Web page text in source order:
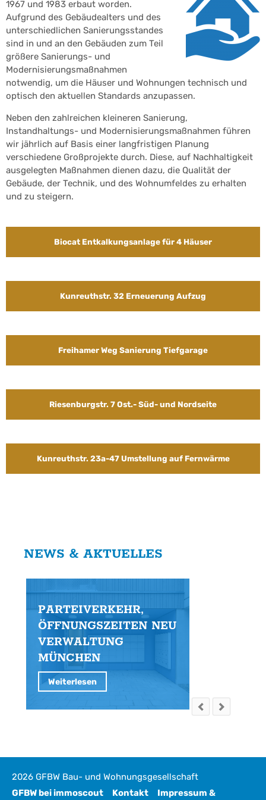
1967 und 1983 erbaut worden.
Aufgrund des Gebäudealters und des
unterschiedlichen Sanierungsstandes
sind in und an den Gebäuden zum Teil
größere Sanierungs- und
Modernisierungsmaßnahmen
notwendig, um die Häuser und Wohnungen technisch und
optisch den aktuellen Standards anzupassen.
Neben den zahlreichen kleineren Sanierung,
Instandhaltungs- und Modernisierungsmaßnahmen führen
wir jährlich auf Basis einer langfristigen Planung
verschiedene Großprojekte durch. Diese, auf Nachhaltigkeit
ausgelegten Maßnahmen dienen dazu, die Qualität der
Gebäude, der Technik, und des Wohnumfeldes zu erhalten
und zu steigern.
Biocat Entkalkungsanlage für 4 Häuser
Kunreuthstr. 32 Erneuerung Aufzug
Freihamer Weg Sanierung Tiefgarage
Riesenburgstr. 7 Ost.- Süd- und Nordseite
Kunreuthstr. 23a-47 Umstellung auf Fernwärme
NEWS & AKTUELLES
PARTEIVERKEHR,
ÖFFNUNGSZEITEN NEU
VERWALTUNG
MÜNCHEN
Weiterlesen
2026 GFBW Bau- und Wohnungsgesellschaft
GFBW bei immoscout
Kontakt Impressum &